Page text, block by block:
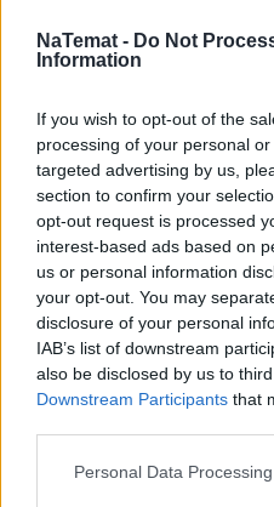
NaTemat - Do Not
Information
If you wish to opt-out of the
processing of your personal
targeted advertising by us,
section to confirm your
opt-out request is processed
interest-based ads based on
us or personal information
your opt-out. You may
disclosure of your personal
IAB’s list of downstream
also be disclosed by us to
Downstream Participants that
Personal Data
Patryk Słowik nie ma
państwowego systemy
głębsze.
politycy w radach
brak realnej reformy.
– Publiczny system
naszych oczach. Zawsze
jak teraz nie było. Tak
badań i zabiegów nie
bardziej niegodziwe jest